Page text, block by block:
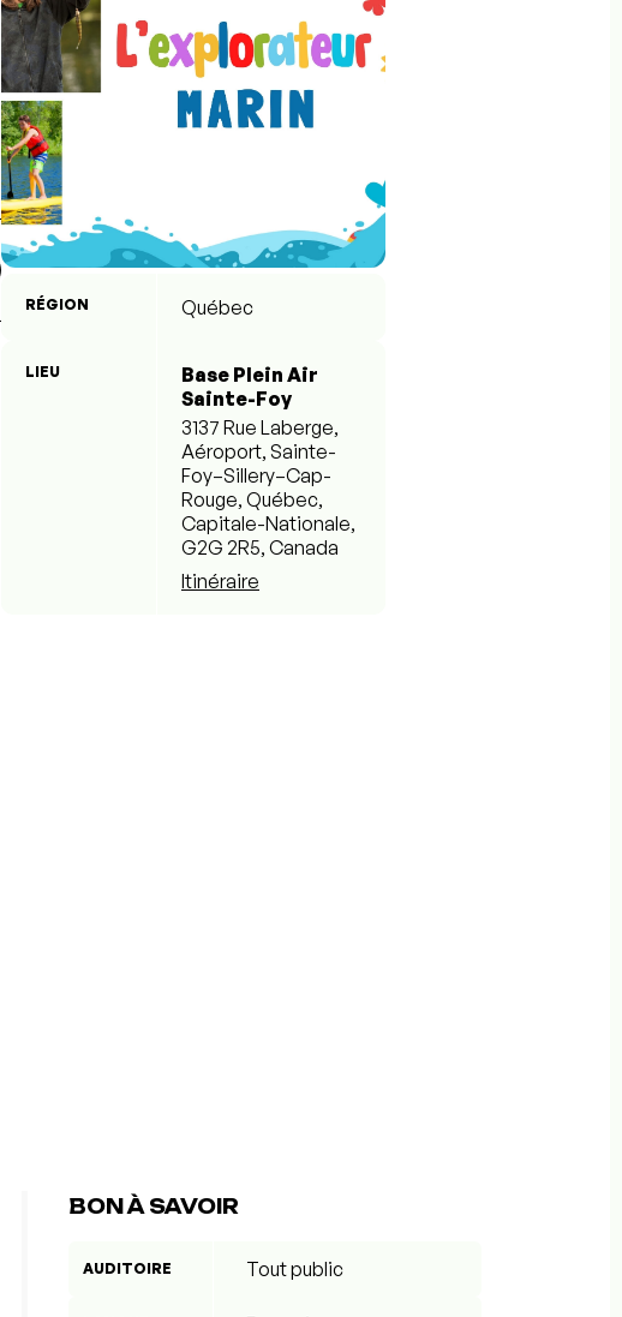
RÉGION Québec
LIEU
Base Plein Air
Sainte-Foy
3137 Rue Laberge,
Aéroport, Sainte-
Foy–Sillery–Cap-
Rouge, Québec,
Capitale-Nationale,
G2G 2R5, Canada
Itinéraire
BON À SAVOIR
AUDITOIRE Tout public